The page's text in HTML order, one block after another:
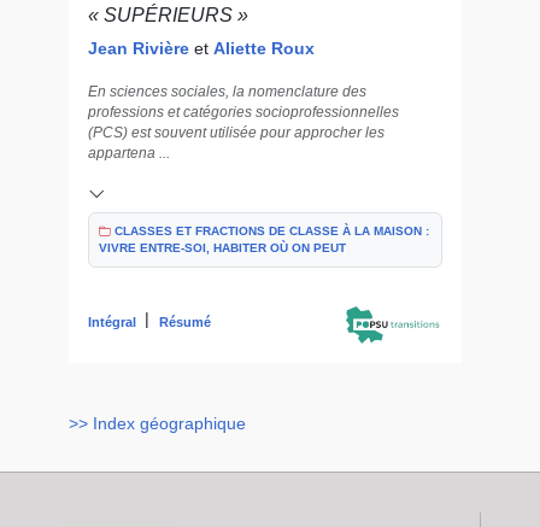
« SUPÉRIEURS »
Jean Rivière et Aliette Roux
En sciences sociales, la nomenclature des
professions et catégories socioprofessionnelles
(PCS) est souvent utilisée pour approcher les
appartena ...
CLASSES ET FRACTIONS DE CLASSE À LA MAISON :
VIVRE ENTRE-SOI, HABITER OÙ ON PEUT
Intégral | Résumé
>> Index géographique